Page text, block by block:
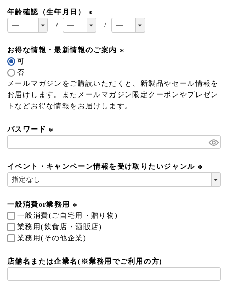
年齢確認（生年月日）
(
須
お得な情報・最新情報のご案内
須
)
可
否
メールマガジンをご購読いただくと、新製品やセール情報を
お届けします。またメールマガジン限定クーポンやプレゼン
トなどお得な情報をお届けします。
パスワード
須
イベント・キャンペーン情報を受け取りたいジャンル
一般消費or業務用
(
必
須
一般消費(ご自宅用・贈り物)
業務用(飲食店・酒販店)
業務用(その他企業)
店舗名または企業名(※業務用でご利用の方)